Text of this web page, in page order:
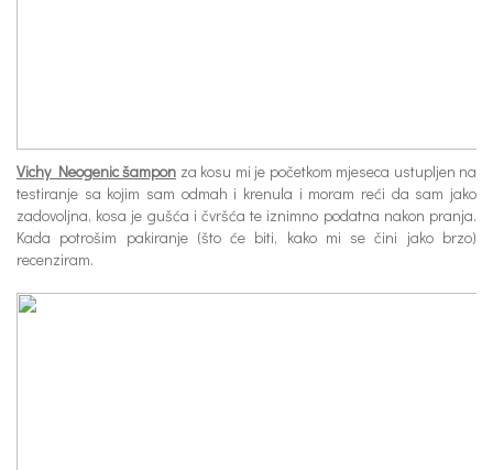
Vichy Neogenic šampon za kosu mi je početkom mjeseca ustupljen na
testiranje sa kojim sam odmah i krenula i moram reći da sam jako
zadovoljna, kosa je gušća i čvršća te iznimno podatna nakon pranja.
Kada potrošim pakiranje (što će biti, kako mi se čini jako brzo)
recenziram.